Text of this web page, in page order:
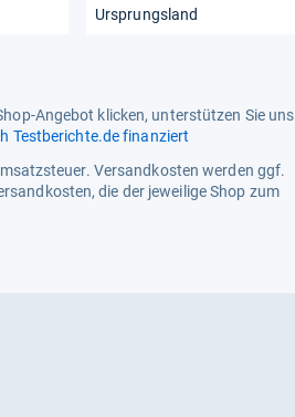
Ursprungsland
Angebot klicken, unterstützen Sie uns
Testberichte.de finanziert
Versandkosten werden ggf.
die der jeweilige Shop zum